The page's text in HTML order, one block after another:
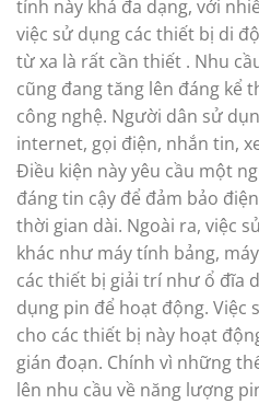
tỉnh này khá đa dạng, với
việc sử dụng các thiết bị di
từ xa là rất cần thiết . Nhu
cũng đang tăng lên đáng kể
công nghệ. Người dân sử
internet, gọi điện, nhắn tin,
Điều kiện này yêu cầu một
đáng tin cậy để đảm bảo
thời gian dài. Ngoài ra, việc
khác như máy tính bảng,
các thiết bị giải trí như ổ đĩa
dụng pin để hoạt động. Việc
cho các thiết bị này hoạt
gián đoạn. Chính vì những
lên nhu cầu về năng lượng